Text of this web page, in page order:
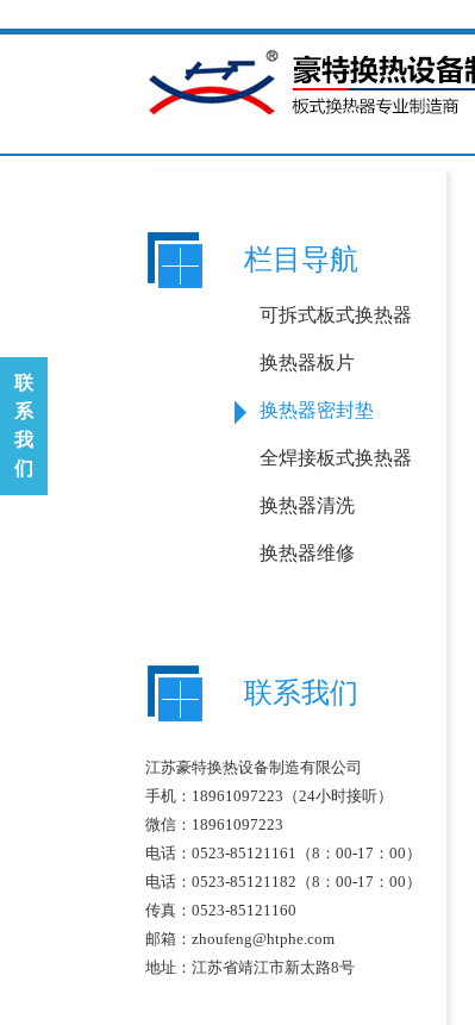
联
系
我
们
栏目导航
可拆式板式换热器
换热器板片
换热器密封垫
全焊接板式换热器
换热器清洗
换热器维修
联系我们
江苏豪特换热设备制造有限公司
手机：18961097223（24小时接听）
微信：18961097223
电话：0523-85121161（8：00-17：00）
电话：0523-85121182（8：00-17：00）
传真：0523-85121160
邮箱：zhoufeng@htphe.com
地址：江苏省靖江市新太路8号